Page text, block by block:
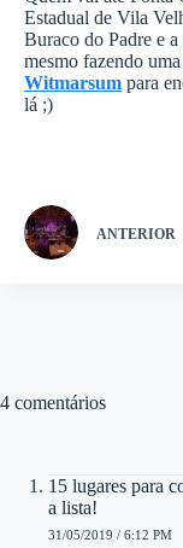
Estadual de Vila
Buraco do Padre e
mesmo fazendo
Witmarsum para
lá ;)
ANTERIOR
4 comentários
15 lugares para
a lista!
31/05/2019 / 6:12 PM